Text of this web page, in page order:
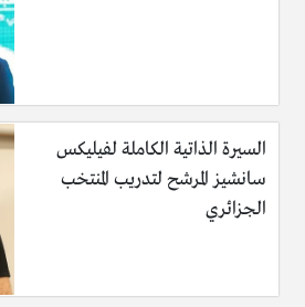
السيرة الذاتية الكاملة لفيليكس
سانشيز المرشح لتدريب المنتخب
الجزائري